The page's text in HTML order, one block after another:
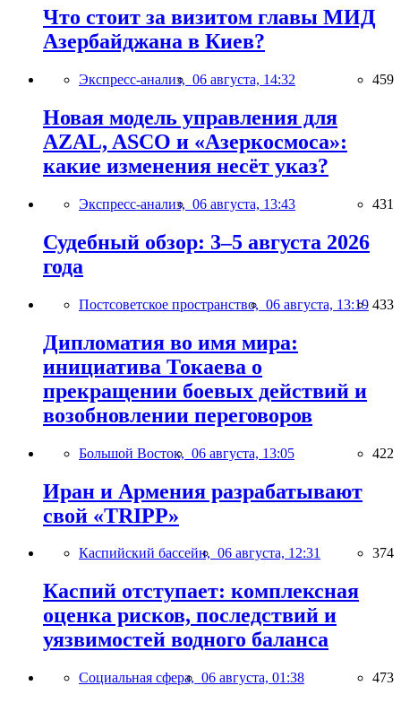
Что стоит за визитом главы МИД
Азербайджана в Киев?
Экспресс-анализ, 06 августа, 14:32 459
Новая модель управления для
AZAL, ASCO и «Азеркосмоса»:
какие изменения несёт указ?
Экспресс-анализ, 06 августа, 13:43 431
Судебный обзор: 3–5 августа 2026
года
Постсоветское пространство, 06 августа, 13:19 433
Дипломатия во имя мира:
инициатива Токаева о
прекращении боевых действий и
возобновлении переговоров
Большой Восток, 06 августа, 13:05 422
Иран и Армения разрабатывают
свой «TRIPP»
Каспийский бассейн, 06 августа, 12:31 374
Каспий отступает: комплексная
оценка рисков, последствий и
уязвимостей водного баланса
Социальная сфера, 06 августа, 01:38 473